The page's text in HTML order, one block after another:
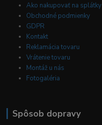
Ako nakupovať na splátky
Obchodné podmienky
GDPR
Kontakt
Reklamácia tovaru
Vrátenie tovaru
Montáž u nás
Fotogaléria
Spôsob dopravy